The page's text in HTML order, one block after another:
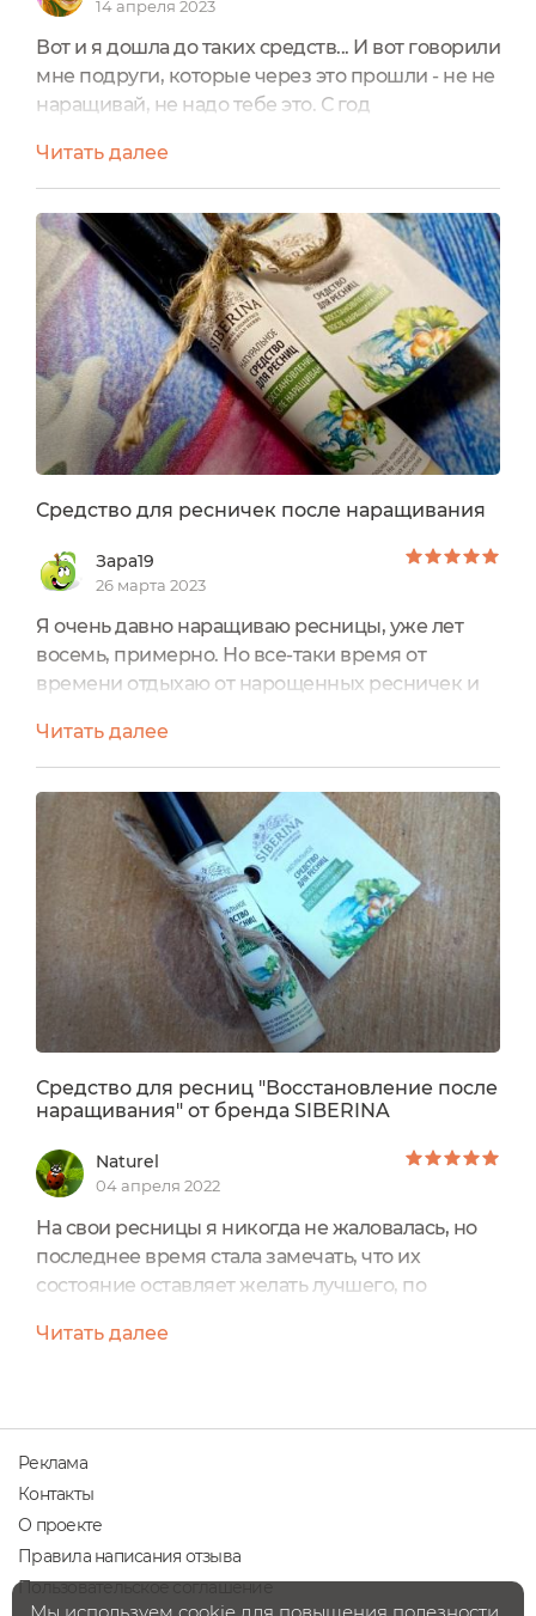
14 апреля 2023
Вот и я дошла до таких средств... И вот говорили
мне подруги, которые через это прошли - не не
наращивай, не надо тебе это. С год
полгода их еще будешь восстанавливать. Ну мы
же все не верим. Нам же не надо на чужих
ошибках учиться, мы на своих жАлаем. И вот ни
крутые мастера, ни собственные крепкие
ресницы, не факт, что позже мы не будем
обращаться к таким...
Читать далее
Средство для ресничек после наращивания
Зара19
26 марта 2023
Я очень давно наращиваю ресницы, уже лет
восемь, примерно. Но все-таки время от
времени отдыхаю от нарощенных ресничек и
использую различные укрепляющие средства
для ресниц. Например, в этот раз я
использовала натуральное средство от бренда
Siberina.Оно так и называется "Натуральное
средство для ресниц Восстановление после
наращивания“.Средство представлено...
Читать далее
Средство для ресниц "Восстановление после
наращивания" от бренда SIBERINA
Naturel
04 апреля 2022
На свои ресницы я никогда не жаловалась, но
последнее время стала замечать, что их
состояние оставляет желать лучшего, по
решила прибегнуть к проверенному
наращивания» от бренда
Siberina.Производство – город Киров.Упаковка –
стандартная туба, в которой обычно
Читать далее
Реклама
Контакты
О проекте
Правила написания отзыва
Пользовательское соглашение